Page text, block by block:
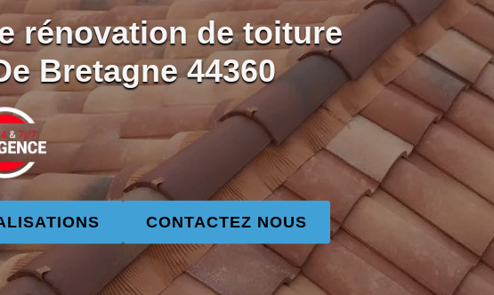
rénovation de toiture
Bretagne 44360
CONTACTEZ NOUS